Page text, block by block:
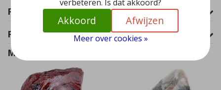
Productomschrijving
Product informatie
Maak uw order compleet
verbeteren. Is dat akkoord?
Akkoord Afwijzen
Meer over cookies »